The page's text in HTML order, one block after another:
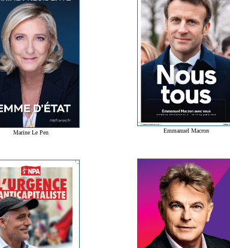
Marine Le Pen Emmanuel Macron